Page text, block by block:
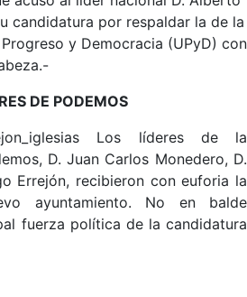
candidatura por respaldar la de la
y Democracia (UPyD) con
DE PODEMOS
Los líderes de la
D. Juan Carlos Monedero, D.
Errejón, recibieron con euforia la
ayuntamiento. No en balde
fuerza política de la candidatura